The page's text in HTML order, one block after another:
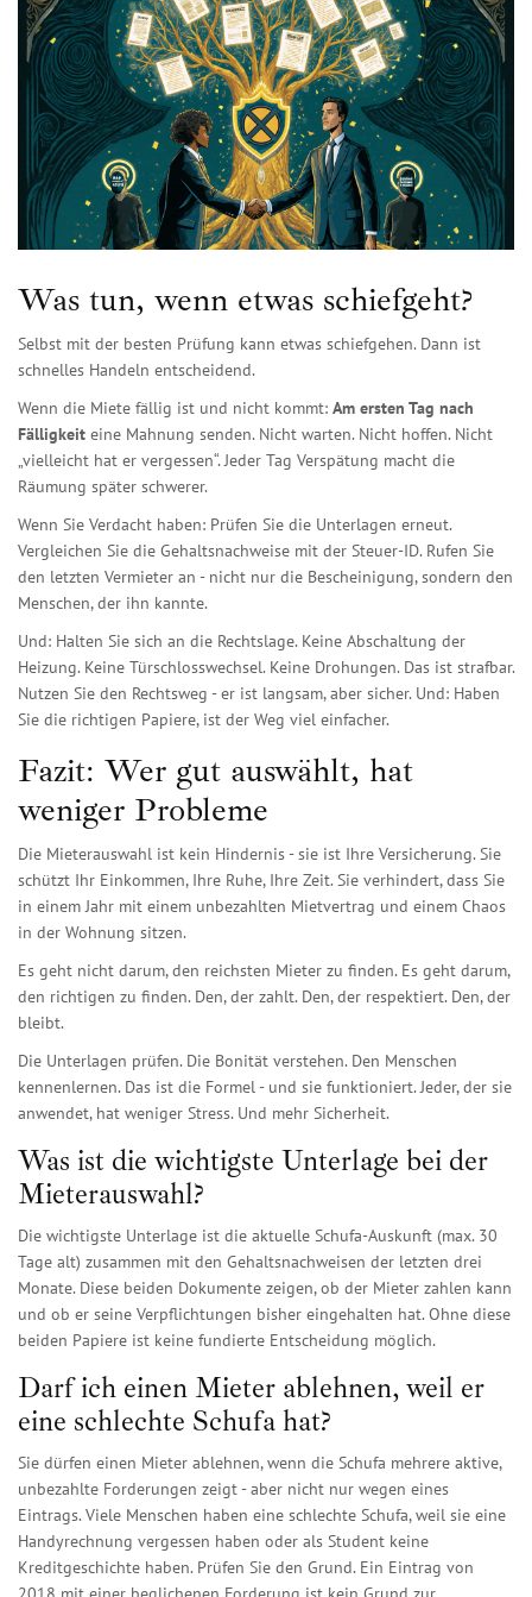
Was tun, wenn etwas schiefgeht?
Selbst mit der besten Prüfung kann etwas schiefgehen. Dann ist
schnelles Handeln entscheidend.
Wenn die Miete fällig ist und nicht kommt: Am ersten Tag nach
Fälligkeit eine Mahnung senden. Nicht warten. Nicht hoffen. Nicht
„vielleicht hat er vergessen“. Jeder Tag Verspätung macht die
Räumung später schwerer.
Wenn Sie Verdacht haben: Prüfen Sie die Unterlagen erneut.
Vergleichen Sie die Gehaltsnachweise mit der Steuer-ID. Rufen Sie
den letzten Vermieter an - nicht nur die Bescheinigung, sondern den
Menschen, der ihn kannte.
Und: Halten Sie sich an die Rechtslage. Keine Abschaltung der
Heizung. Keine Türschlosswechsel. Keine Drohungen. Das ist strafbar.
Nutzen Sie den Rechtsweg - er ist langsam, aber sicher. Und: Haben
Sie die richtigen Papiere, ist der Weg viel einfacher.
Fazit: Wer gut auswählt, hat
weniger Probleme
Die Mieterauswahl ist kein Hindernis - sie ist Ihre Versicherung. Sie
schützt Ihr Einkommen, Ihre Ruhe, Ihre Zeit. Sie verhindert, dass Sie
in einem Jahr mit einem unbezahlten Mietvertrag und einem Chaos
in der Wohnung sitzen.
Es geht nicht darum, den reichsten Mieter zu finden. Es geht darum,
den richtigen zu finden. Den, der zahlt. Den, der respektiert. Den, der
bleibt.
Die Unterlagen prüfen. Die Bonität verstehen. Den Menschen
kennenlernen. Das ist die Formel - und sie funktioniert. Jeder, der sie
anwendet, hat weniger Stress. Und mehr Sicherheit.
Was ist die wichtigste Unterlage bei der
Mieterauswahl?
Die wichtigste Unterlage ist die aktuelle Schufa-Auskunft (max. 30
Tage alt) zusammen mit den Gehaltsnachweisen der letzten drei
Monate. Diese beiden Dokumente zeigen, ob der Mieter zahlen kann
und ob er seine Verpflichtungen bisher eingehalten hat. Ohne diese
beiden Papiere ist keine fundierte Entscheidung möglich.
Darf ich einen Mieter ablehnen, weil er
eine schlechte Schufa hat?
Sie dürfen einen Mieter ablehnen, wenn die Schufa mehrere aktive,
unbezahlte Forderungen zeigt - aber nicht nur wegen eines
Eintrags. Viele Menschen haben eine schlechte Schufa, weil sie eine
Handyrechnung vergessen haben oder als Student keine
Kreditgeschichte haben. Prüfen Sie den Grund. Ein Eintrag von